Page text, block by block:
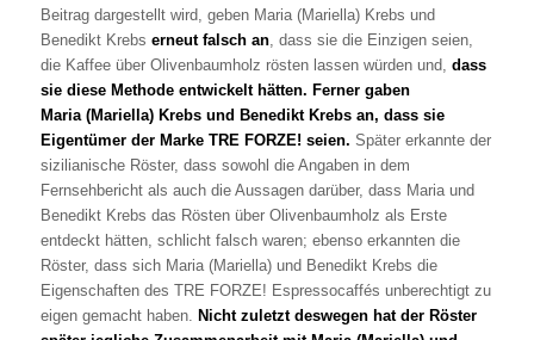
Beitrag dargestellt wird, geben Maria (Mariella) Krebs und
Benedikt Krebs erneut falsch an, dass sie die Einzigen seien,
die Kaffee über Olivenbaumholz rösten lassen würden und, dass
sie diese Methode entwickelt hätten. Ferner gaben
Maria (Mariella) Krebs und Benedikt Krebs an, dass sie
Eigentümer der Marke TRE FORZE! seien. Später erkannte der
sizilianische Röster, dass sowohl die Angaben in dem
Fernsehbericht als auch die Aussagen darüber, dass Maria und
Benedikt Krebs das Rösten über Olivenbaumholz als Erste
entdeckt hätten, schlicht falsch waren; ebenso erkannten die
Röster, dass sich Maria (Mariella) und Benedikt Krebs die
Eigenschaften des TRE FORZE! Espressocaffés unberechtigt zu
eigen gemacht haben.
Nicht zuletzt deswegen hat der Röster